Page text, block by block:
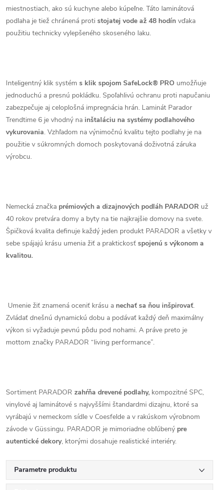
miestnostiach, ako sú kuchyne alebo kúpeľne. Táto laminátová
podlaha je tiež chránená proti stojatej vode až 48 hodín vďaka
použitiu technicky vylepšeného skoseného laku.
Inteligentný klik systém s klik spojom SafeLock® PRO umožňuje
jednoduchú a presnú pokládku. Spoľahlivú ochranu proti napučaniu
zabezpečuje aj celoplošná impregnácia hrán. Laminát Parador
Trendtime 6 je vhodný na inštaláciu na systémy podlahového
vykurovania. Vzhľadom na výnimočnú kvalitu tejto podlahy je na
použitie v súkromných domoch poskytovaná doživotná záruka
výrobcu.
Nemecká značka prémiových a dizajnových podláh PARADOR už
40 rokov pretvára domy a byty na tie najkrajšie domovy na svete.
Špičková kvalita definuje každý jeden produkt PARADOR a všetky v
sebe spájajú krásu umenia žiť a praktickosť spojenú s výkonom a
kvalitou.
Umenie žiť znamená oceniť krásu a nechať sa ňou inšpirovať.
Zvládať dnešnú dynamickú dobu a podávať každý deň maximálny
výkon si vyžaduje pevnú pôdu pod nohami. A práve preto je
mottom značky PARADOR “living performance”.
Sortiment PARADOR zahŕňa drevené podlahy, kompozitné SPC,
vinylové aj laminátové s najvyššími štandardmi dizajnu, ktoré sa
vyrábajú v nemeckom sídle v Coesfelde a v rakúskom výrobnom
závode v Güssingu. PARADOR je mimoriadne obľúbený pre
autentické dekory, ktorými dosahuje realistické interiéry.
Parametre produktu